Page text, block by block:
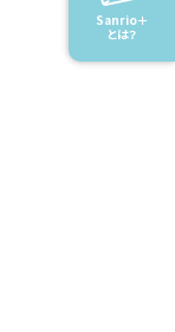
Sanrio＋
とは？